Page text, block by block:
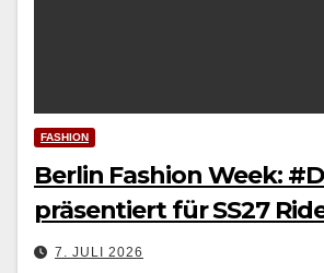
FASHION
Berlin Fashion Week:
präsentiert für SS27
7. JULI 2026